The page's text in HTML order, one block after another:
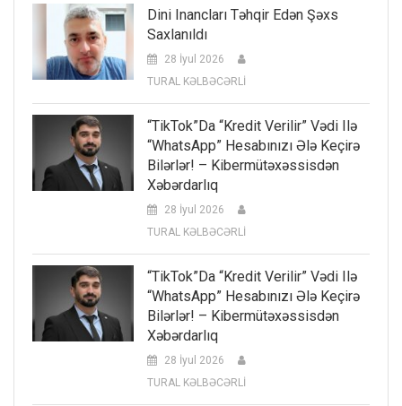
Dini Inancları Təhqir Edən Şəxs
Saxlanıldı
28 İyul 2026
TURAL KƏLBƏCƏRLİ
“TikTok”da “kredit Verilir” Vədi Ilə
“WhatsApp” Hesabınızı Ələ Keçirə
Bilərlər! – Kibermütəxəssisdən
Xəbərdarlıq
28 İyul 2026
TURAL KƏLBƏCƏRLİ
“TikTok”da “kredit Verilir” Vədi Ilə
“WhatsApp” Hesabınızı Ələ Keçirə
Bilərlər! – Kibermütəxəssisdən
Xəbərdarlıq
28 İyul 2026
TURAL KƏLBƏCƏRLİ